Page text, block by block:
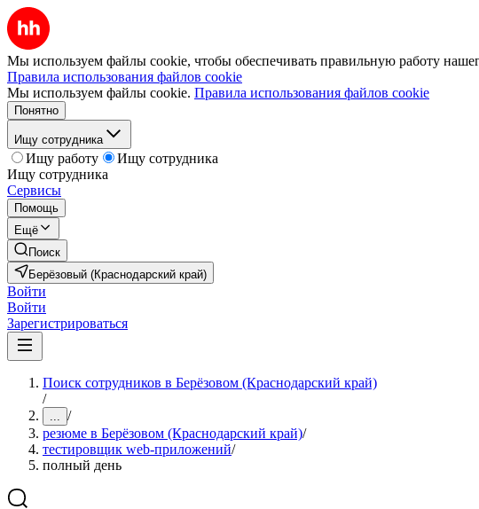
Мы используем файлы cookie, чтобы обеспечивать правильную работу
Правила использования файлов cookie
Мы используем файлы cookie. Правила использования файлов cookie
Понятно
Ищу сотрудника
Ищу работу
Ищу сотрудника
Ищу сотрудника
Сервисы
Помощь
Ещё
Поиск
Берёзовый (Краснодарский край)
Войти
Войти
Зарегистрироваться
Поиск сотрудников в Берёзовом (Краснодарский край)
/
... /
резюме в Берёзовом (Краснодарский край)/
тестировщик web-приложений/
полный день